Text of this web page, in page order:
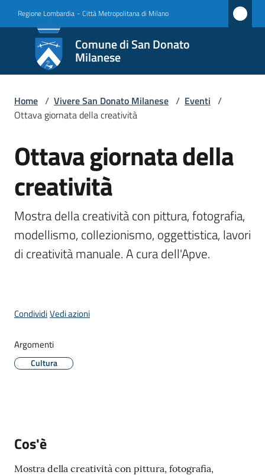
Regione Lombardia - Città Metropolitana di Milano
Comune di San Donato
Milanese
Comune
di San
Donato
Milanese
Amministrazione
Servizi
Vivere
San
Tutti
gli
Seguici
Home / Vivere San Donato Milanese / Eventi /
Ottava giornata della creatività
Salta al contenuto
Ottava giornata della
creatività
Mostra della creatività con pittura, fotografia,
modellismo, collezionismo, oggettistica, lavori
di creatività manuale. A cura dell'Apve.
CondividiVedi azioni
Argomenti
Cultura
Cos'è
Mostra della creatività con pittura, fotografia,